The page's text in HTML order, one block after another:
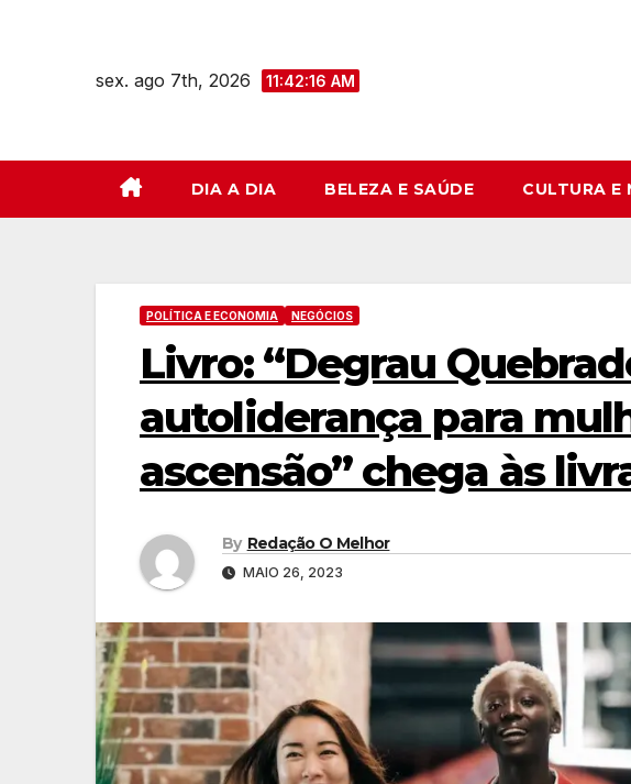
sex. ago 7th, 2026 11:42:17 AM
DIA A DIA BELEZA E SAÚDE CULTURA E
POLÍTICA E ECONOMIA NEGÓCIOS
Livro: “Degrau
autoliderança para
ascensão” chega às
By Redação O Melhor
MAIO 26, 2023